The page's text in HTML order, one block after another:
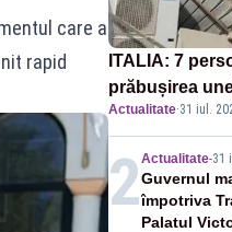
care a
rapid
ITALIA: 7
prăbușirea
Actualitate·31 iul.
2Actualitate-31
Guvernul
împotriva
Palatul